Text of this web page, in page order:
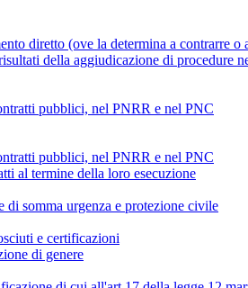
diretto (ove la determina a contrarre
della aggiudicazione di procedure
pubblici, nel PNRR e nel PNC
pubblici, nel PNRR e nel PNC
al termine della loro esecuzione
somma urgenza e protezione civile
e certificazioni
di genere